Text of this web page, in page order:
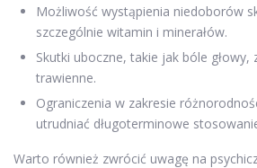
Możliwość wystąpienia niedoborów
szczególnie witamin i minerałów.
Skutki uboczne, takie jak bóle
trawienne.
Ograniczenia w zakresie
utrudniać długoterminowe
Warto również zwrócić uwagę na